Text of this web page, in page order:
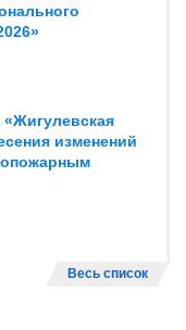
«Жигулевская
изменений
Весь список